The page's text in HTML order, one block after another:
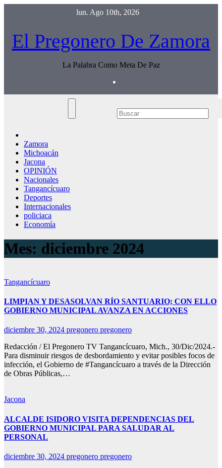
lun. Ago 10th, 2026
El Pregonero De Zamora
La Palabra Como Meta De Paz
Zamora
Michoacán
Jacona
OPINIÓN
Nacionales
Tangancícuaro
Deportes
Internacionales
policiaca
Economía
Mes: diciembre 2024
Tangancícuaro
LIMPIAN Y DESASOLVAN RÍO SANTUARIO; CON ELLO
GOBIERNO MUNICIPAL AVANZA EN ACCIONES
diciembre 30, 2024 pregonero pregonero
Redacción / El Pregonero TV Tangancícuaro, Mich., 30/Dic/2024.-
Para disminuir riesgos de desbordamiento y evitar posibles focos de
infección, el Gobierno de #Tangancícuaro a través de la Dirección
de Obras Públicas,…
Jacona
ALCALDE ISIDORO VISITA DEPENDENCIAS DEL
GOBIERNO MUNICIPAL PARA SALUDAR AL
PERSONAL
diciembre 30, 2024 pregonero pregonero